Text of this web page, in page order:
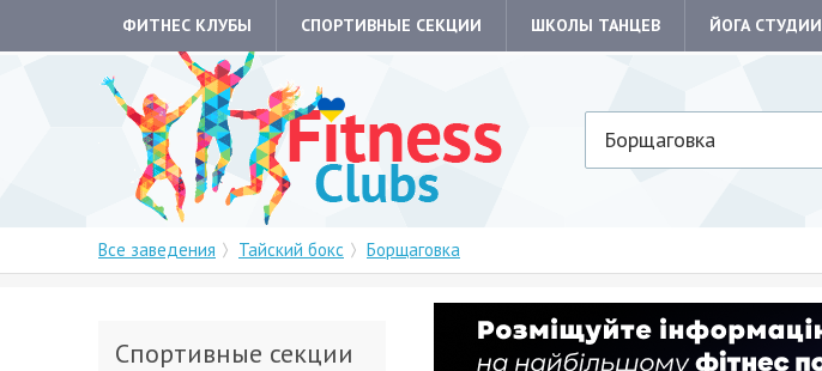
ФИТНЕС КЛУБЫ СПОРТИВНЫЕ СЕКЦИИ ШКОЛЫ ТАНЦЕВ ЙОГА СТУДИИ
Борщаговка
Все заведения Тайский бокс Борщаговка
Спортивные секции